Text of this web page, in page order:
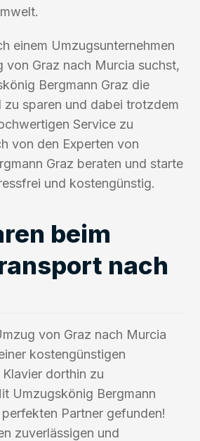
einem Umzugsunternehmen
von Graz nach Murcia suchst,
Bergmann Graz die
zu sparen und dabei trotzdem
Service zu
von den Experten von
Graz beraten und starte
und kostengünstig.
beim
nach
von Graz nach Murcia
kostengünstigen
dorthin zu
Umzugskönig Bergmann
Partner gefunden!
zuverlässigen und